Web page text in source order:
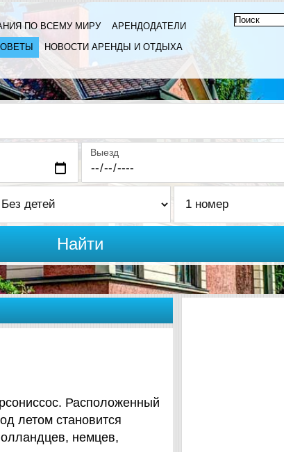
ПО ВСЕМУ МИРУ
АРЕНДОДАТЕЛИ
НОВОСТИ АРЕНДЫ И ОТДЫХА
Выезд
Найти
Расположенный
летом становится
немцев,